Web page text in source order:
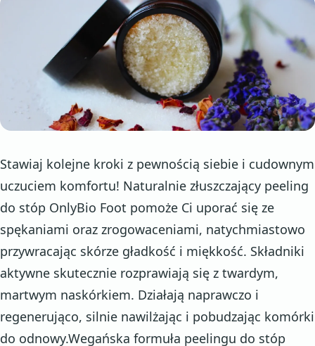
Stawiaj kolejne kroki z pewnością siebie i cudownym
uczuciem komfortu! Naturalnie złuszczający peeling
do stóp OnlyBio Foot pomoże Ci uporać się ze
spękaniami oraz zrogowaceniami, natychmiastowo
przywracając skórze gładkość i miękkość. Składniki
aktywne skutecznie rozprawiają się z twardym,
martwym naskórkiem. Działają naprawczo i
regenerująco, silnie nawilżając i pobudzając komórki
do odnowy.Wegańska formuła peelingu do stóp